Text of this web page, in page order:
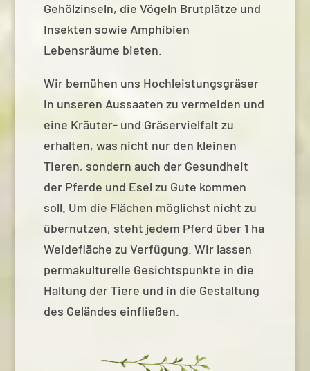
Gehölzinseln, die Vögeln Brutplätze und
Insekten sowie Amphibien
Lebensräume bieten.
Wir bemühen uns Hochleistungsgräser
in unseren Aussaaten zu vermeiden und
eine Kräuter- und Gräservielfalt zu
erhalten, was nicht nur den kleinen
Tieren, sondern auch der Gesundheit
der Pferde und Esel zu Gute kommen
soll. Um die Flächen möglichst nicht zu
übernutzen, steht jedem Pferd über 1 ha
Weidefläche zu Verfügung. Wir lassen
permakulturelle Gesichtspunkte in die
Haltung der Tiere und in die Gestaltung
des Geländes einfließen.